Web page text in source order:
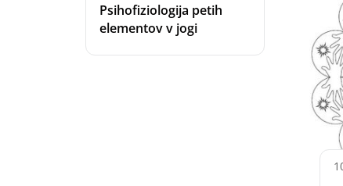
Psihofiziologija petih
elementov v jogi